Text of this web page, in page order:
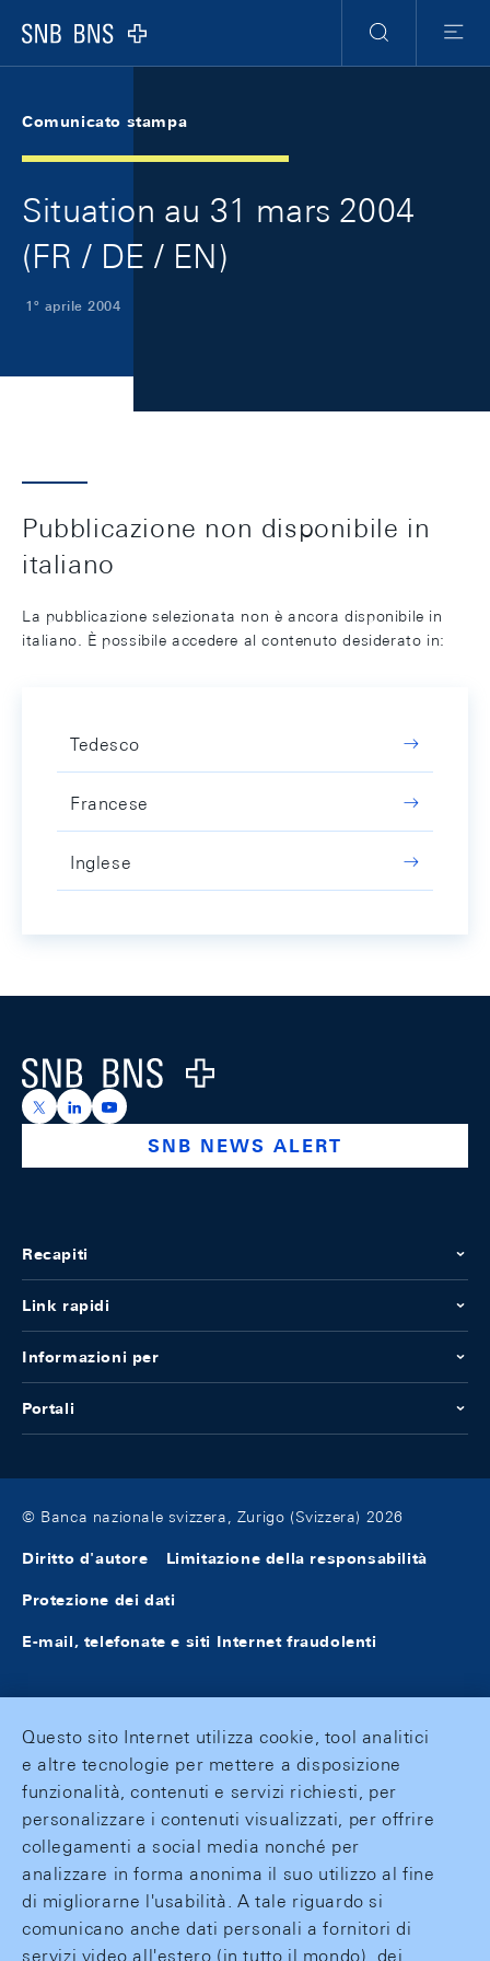
Logo
Ricerca
Menu
Comunicato stampa
Situation au 31 mars 2004
(FR / DE / EN)
1º aprile 2004
Pubblicazione non disponibile in
italiano
La pubblicazione selezionata non è ancora disponibile in
italiano. È possibile accedere al contenuto desiderato in:
Tedesco
Francese
Inglese
Logo
https://x.com/snb_bns
https://ch.linkedin.com/company/swiss-national-
https://www.youtube.com/@swissnationalbank
SNB NEWS ALERT
Recapiti
Link rapidi
Informazioni per
Portali
© Banca nazionale svizzera, Zurigo (Svizzera) 2026
Diritto d'autore Limitazione della responsabilità
Protezione dei dati
E-mail, telefonate e siti Internet fraudolenti
Questo sito Internet utilizza cookie, tool analitici
e altre tecnologie per mettere a disposizione
funzionalità, contenuti e servizi richiesti, per
personalizzare i contenuti visualizzati, per offrire
collegamenti a social media nonché per
analizzare in forma anonima il suo utilizzo al fine
di migliorarne l'usabilità. A tale riguardo si
comunicano anche dati personali a fornitori di
servizi video all'estero (in tutto il mondo), dei